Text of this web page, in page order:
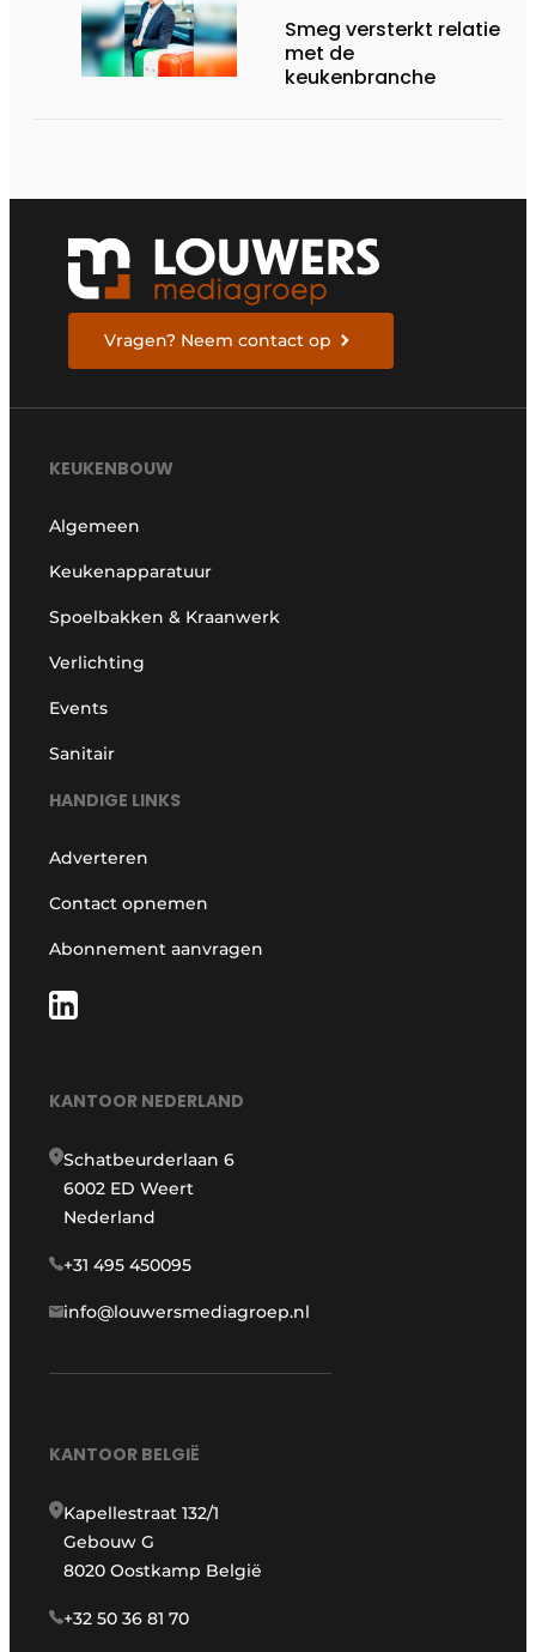
Smeg versterkt relatie
met de
keukenbranche
Vragen? Neem contact op
KEUKENBOUW
Algemeen
Keukenapparatuur
Spoelbakken & Kraanwerk
Verlichting
Events
Sanitair
HANDIGE LINKS
Adverteren
Contact opnemen
Abonnement aanvragen
KANTOOR NEDERLAND
Schatbeurderlaan 6
6002 ED Weert
Nederland
+31 495 450095
info@louwersmediagroep.nl
KANTOOR BELGIË
Kapellestraat 132/1
Gebouw G
8020 Oostkamp België
+32 50 36 81 70